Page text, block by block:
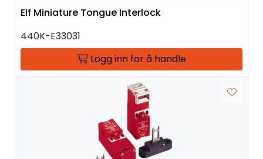
Elf Miniature Tongue Interlock
440K-E33031
Logg inn for å handle